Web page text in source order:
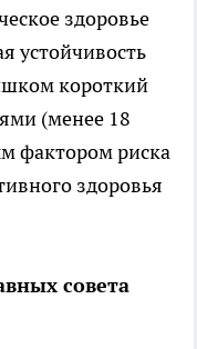
здоровье
устойчивость
короткий
(менее 18
фактором риска
здоровья
совета